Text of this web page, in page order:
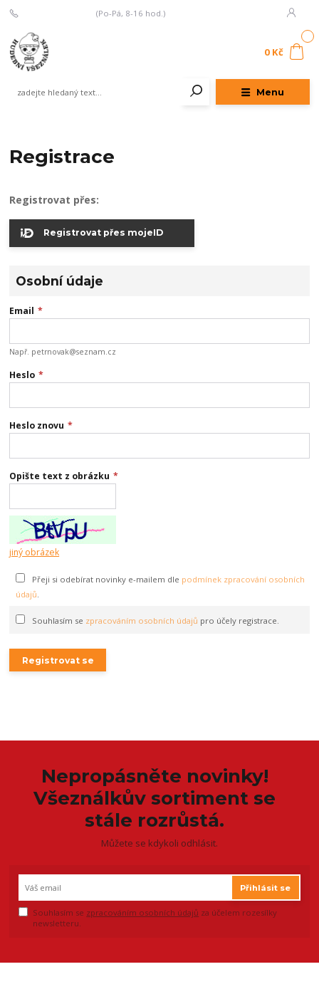
Menu
(Po-Pá, 8-16 hod.)
0 Kč
Registrace
Registrovat přes:
Registrovat přes mojeID
Osobní údaje
Email *
Např. petrnovak@seznam.cz
Heslo *
Heslo znovu *
Opište text z obrázku *
jiný obrázek
Přeji si odebírat novinky e-mailem dle podmínek zpracování osobních
údajů.
Souhlasím se zpracováním osobních údajů pro účely registrace.
Registrovat se
Nepropásněte novinky!
Všeználkův sortiment se
stále rozrůstá.
Můžete se kdykoli odhlásit.
Přihlásit se
Souhlasím se zpracováním osobních údajů za účelem rozesílky
newsletteru.